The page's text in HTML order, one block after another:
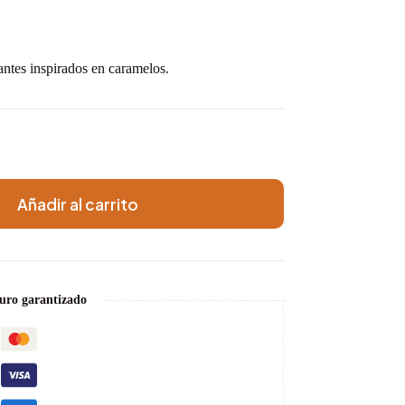
inspirados en caramelos.
Añadir al carrito
garantizado